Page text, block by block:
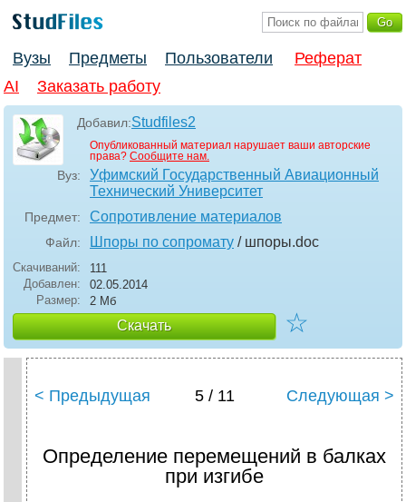
Вузы Предметы Пользователи
Реферат
AI
Заказать работу
Добавил:Studfiles2
Опубликованный материал нарушает ваши авторские
права? Сообщите нам.
Вуз:
Уфимский Государственный Авиационный
Технический Университет
Предмет: Сопротивление материалов
Файл: Шпоры по сопромату / шпоры.doc
Скачиваний:
111
Добавлен:
02.05.2014
Размер:
2 Мб
Скачать ☆
< Предыдущая 5 / 11 Следующая >
Определение перемещений в балках
при изгибе